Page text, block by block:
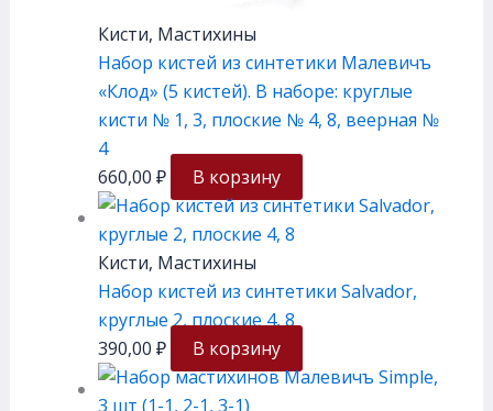
Кисти, Мастихины
Набор кистей из синтетики Малевичъ
«Клод» (5 кистей). В наборе: круглые
кисти № 1, 3, плоские № 4, 8, веерная №
4
660,00 ₽ В корзину
Кисти, Мастихины
Набор кистей из синтетики Salvador,
круглые 2, плоские 4, 8
390,00 ₽ В корзину